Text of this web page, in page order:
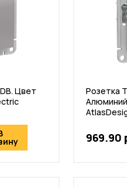
Цвет
Розетка
969.90